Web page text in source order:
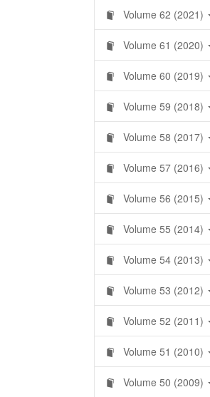
Volume 62 (2021)
Volume 61 (2020)
Volume 60 (2019)
Volume 59 (2018)
Volume 58 (2017)
Volume 57 (2016)
Volume 56 (2015)
Volume 55 (2014)
Volume 54 (2013)
Volume 53 (2012)
Volume 52 (2011)
Volume 51 (2010)
Volume 50 (2009)